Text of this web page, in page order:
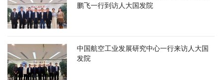
鹏飞一行到访人大国发院
中国航空工业发展研究中心一行来访人大国
发院